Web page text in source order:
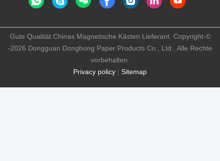
Privacy policy | Sitemap
Gute Qualität Chinas Magnetische Kästen Lieferant. Copyright-©
-2026 Dongguan Donghong Paper Products Co., Ltd . Alle Rechte
vorbehalten.